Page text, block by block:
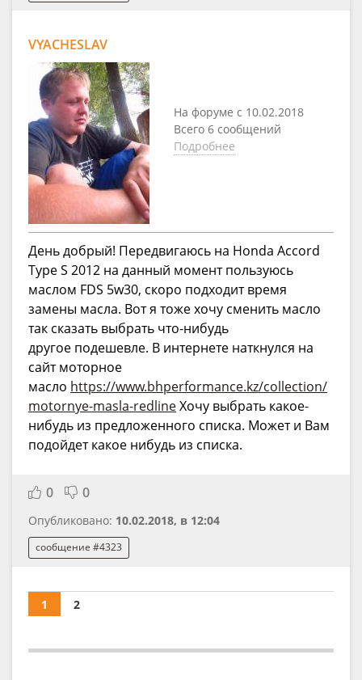
VYACHESLAV
На форуме с 10.02.2018
Всего 6 сообщений
Подробнее
День добрый! Передвигаюсь на Honda Accord
Type S 2012 на данный момент пользуюсь
маслом FDS 5w30, скоро подходит время
замены масла. Вот я тоже хочу сменить масло
так сказать выбрать что-нибудь
другое подешевле. В интернете наткнулся на
сайт моторное
масло https://www.bhperformance.kz/collection/
motornye-masla-redlineХочу выбрать какое-
нибудь из предложенного списка. Может и Вам
подойдет какое нибудь из списка.
0 0
Опубликовано: 10.02.2018, в 12:04
сообщение #4323
1 2